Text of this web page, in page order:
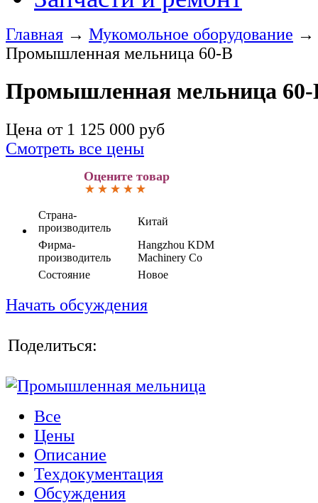
Главная → Мукомольное оборудование →
Промышленная мельница 60-B
Промышленная мельница 60-
Цена от 1 125 000 руб
Смотреть все цены
Оцените товар
Страна-
производитель
Китай
Фирма-
производитель
Hangzhou KDM
Machinery Co
Состояние
Новое
Начать обсуждения
Поделиться:
Все
Цены
Описание
Техдокументация
Обсуждения